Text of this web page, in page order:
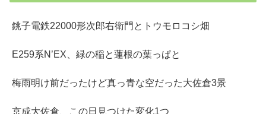
銚子電鉄22000形次郎右衛門とトウモロコシ畑
E259系N’EX、緑の稲と蓮根の葉っぱと
梅雨明け前だったけど真っ青な空だった大佐倉3景
京成大佐倉、この日見つけた変化1つ